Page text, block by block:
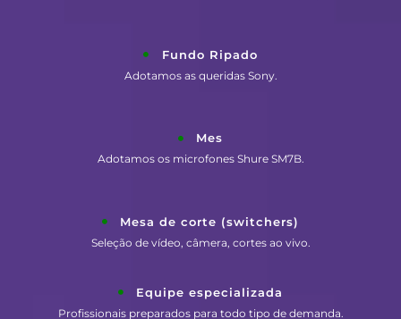
Fundo Ripado
Adotamos as queridas Sony.
Mes
Adotamos os microfones Shure SM7B.
Mesa de corte (switchers)
Seleção de vídeo, câmera, cortes ao vivo.
Equipe especializada
Profissionais preparados para todo tipo de demanda.